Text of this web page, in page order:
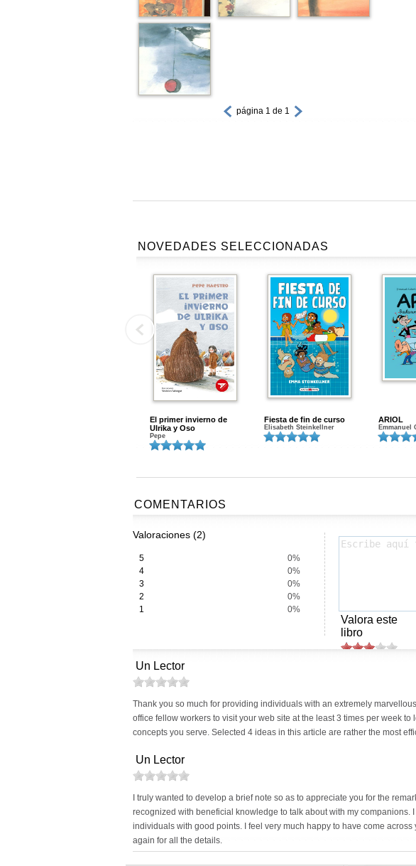
página 1 de 1
NOVEDADES SELECCIONADAS
El primer invierno de
Ulrika y Oso
Pepe
Fiesta de fin de curso
Elisabeth Steinkellner
ARIOL
Emmanuel
COMENTARIOS
Valoraciones (2)
5
0%
4
0%
3
0%
2
0%
1
0%
Valora este
libro
Un Lector
Thank you so much for providing individuals with an extremely
office fellow workers to visit your web site at the least 3 times per week
concepts you serve. Selected 4 ideas in this article are rather the most
Un Lector
I truly wanted to develop a brief note so as to appreciate you for the
recognized with beneficial knowledge to talk about with my
individuals with good points. I feel very much happy to have come
again for all the details.